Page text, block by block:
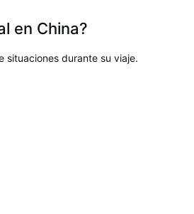
en China?
situaciones durante su viaje.